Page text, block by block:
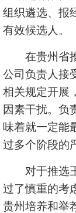
组织遴选、报
有效候选人。
在贵州省推
公司负责人接
相关规定开展
因素干扰。负
味着就一定能
过多个阶段的
对于推选王
过了慎重的考
贵州培养和举